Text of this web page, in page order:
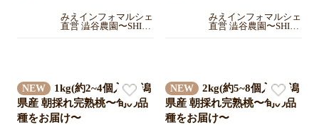
みえインフォマルシェ
直営 澁谷農園〜SHIB
みえインフォマルシェ
直営 澁谷農園〜SHIB
NEW
1kg(約2~4個入)|新潟
県産 朝採れ完熟桃〜旬の品
種をお届け〜
NEW
2kg(約5~8個入)|新潟
県産 朝採れ完熟桃〜旬の品
種をお届け〜